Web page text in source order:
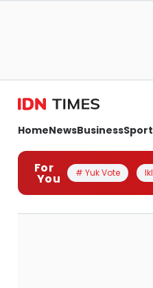
HomeNewsBusinessSport
For
You # Yuk Vote